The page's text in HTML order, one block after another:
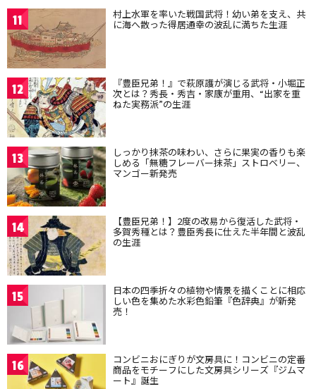
11 村上水軍を率いた戦国武将！幼い弟を支え、共
に海へ散った得居通幸の波乱に満ちた生涯
12 『豊臣兄弟！』で萩原護が演じる武将・小堀正
次とは？秀長・秀吉・家康が重用、“出家を重
ねた実務派”の生涯
13 しっかり抹茶の味わい、さらに果実の香りも楽
しめる「無糖フレーバー抹茶」ストロベリー、
マンゴー新発売
14 【豊臣兄弟！】2度の改易から復活した武将・
多賀秀種とは？豊臣秀長に仕えた半年間と波乱
の生涯
15 日本の四季折々の植物や情景を描くことに相応
しい色を集めた水彩色鉛筆『色辞典』が新発
売！
16 コンビニおにぎりが文房具に！コンビニの定番
商品をモチーフにした文房具シリーズ『ジムマ
ート』誕生